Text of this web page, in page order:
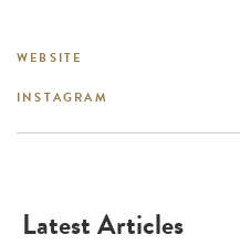
WEBSITE
INSTAGRAM
Latest Articles